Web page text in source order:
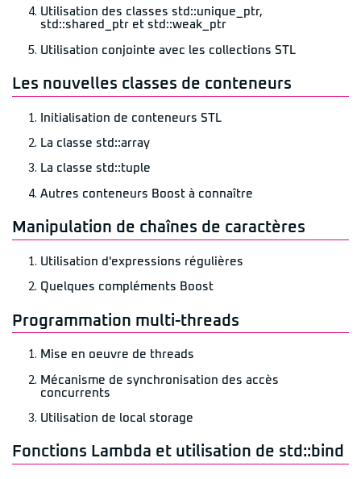
Utilisation des classes std::unique_ptr,
std::shared_ptr et std::weak_ptr
Utilisation conjointe avec les collections STL
Les nouvelles classes de conteneurs
Initialisation de conteneurs STL
La classe std::array
La classe std::tuple
Autres conteneurs Boost à connaître
Manipulation de chaînes de caractères
Utilisation d'expressions régulières
Quelques compléments Boost
Programmation multi-threads
Mise en oeuvre de threads
Mécanisme de synchronisation des accès
concurrents
Utilisation de local storage
Fonctions Lambda et utilisation de std::bind